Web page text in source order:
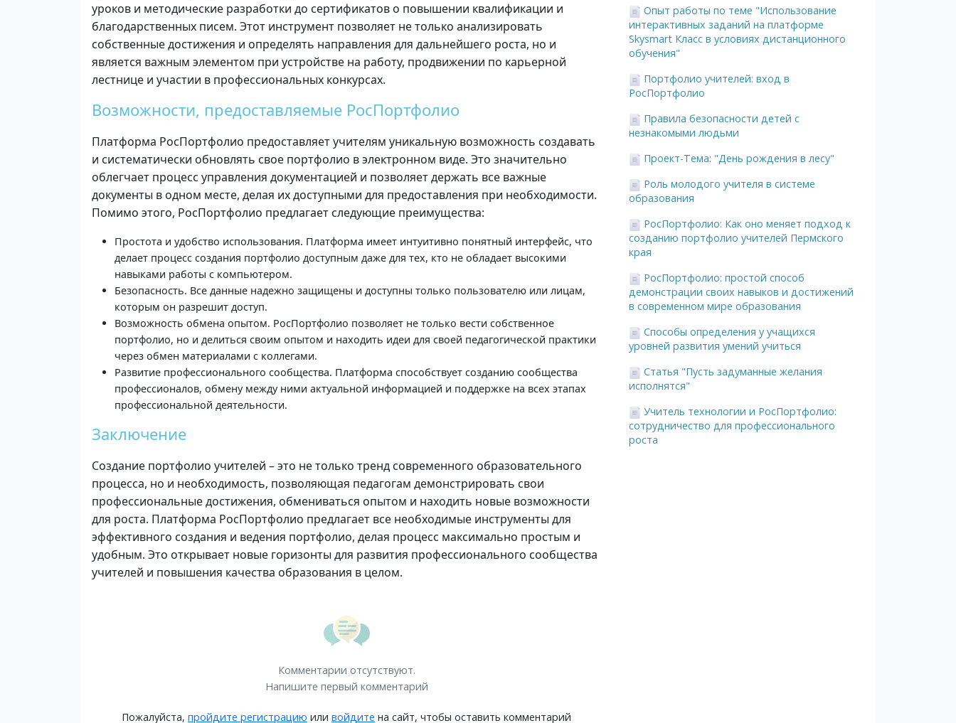
уроков и методические разработки до сертификатов о повышении квалификации и
благодарственных писем. Этот инструмент позволяет не только анализировать
собственные достижения и определять направления для дальнейшего роста, но и
является важным элементом при устройстве на работу, продвижении по карьерной
лестнице и участии в профессиональных конкурсах.
Возможности, предоставляемые РосПортфолио
Платформа РосПортфолио предоставляет учителям уникальную возможность создавать
и систематически обновлять свое портфолио в электронном виде. Это значительно
облегчает процесс управления документацией и позволяет держать все важные
документы в одном месте, делая их доступными для предоставления при необходимости.
Помимо этого, РосПортфолио предлагает следующие преимущества:
Простота и удобство использования. Платформа имеет интуитивно понятный интерфейс, что
делает процесс создания портфолио доступным даже для тех, кто не обладает высокими
навыками работы с компьютером.
Безопасность. Все данные надежно защищены и доступны только пользователю или лицам,
которым он разрешит доступ.
Возможность обмена опытом. РосПортфолио позволяет не только вести собственное
портфолио, но и делиться своим опытом и находить идеи для своей педагогической практики
через обмен материалами с коллегами.
Развитие профессионального сообщества. Платформа способствует созданию сообщества
профессионалов, обмену между ними актуальной информацией и поддержке на всех этапах
профессиональной деятельности.
Заключение
Создание портфолио учителей – это не только тренд современного образовательного
процесса, но и необходимость, позволяющая педагогам демонстрировать свои
профессиональные достижения, обмениваться опытом и находить новые возможности
для роста. Платформа РосПортфолио предлагает все необходимые инструменты для
эффективного создания и ведения портфолио, делая процесс максимально простым и
удобным. Это открывает новые горизонты для развития профессионального сообщества
учителей и повышения качества образования в целом.
Комментарии отсутствуют.
Напишите первый комментарий
Пожалуйста, пройдите регистрацию или войдите на сайт, чтобы оставить комментарий
Опыт работы по теме "Использование
интерактивных заданий на платформе
Skysmart Класс в условиях дистанционного
обучения"
Портфолио учителей: вход в
РосПортфолио
Правила безопасности детей c
незнакомыми людьми
Проект-Тема: "День рождения в лесу"
Роль молодого учителя в системе
образования
РосПортфолио: Как оно меняет подход к
созданию портфолио учителей Пермского
края
РосПортфолио: простой способ
демонстрации своих навыков и достижений
в современном мире образования
Способы определения у учащихся
уровней развития умений учиться
Статья "Пусть задуманные желания
исполнятся"
Учитель технологии и РосПортфолио:
сотрудничество для профессионального
роста